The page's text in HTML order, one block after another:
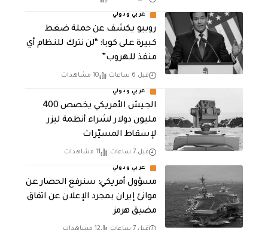
عربي ودولي
روبيو يكشف عن حملة ضغط
كبيرة على كوبا: “لن نترك للنظام أي
منفذ للهروب”
قبل 6 ساعات 10 مشاهدات
عربي ودولي
الجيش الأمريكي يخصص 400
مليون دولار لشراء أنظمة ليزر
لإسقاط المسيّرات
قبل 7 ساعات 11 مشاهدات
عربي ودولي
مسؤول أمريكي: سنرفع الحصار عن
موانئ إيران بمجرد الإعلان عن اتفاق
مضيق هرمز